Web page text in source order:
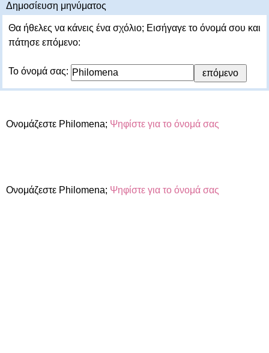
Δημοσίευση μηνύματος
Θα ήθελες να κάνεις ένα σχόλιο; Εισήγαγε το όνομά σου και
πάτησε επόμενο:
Το όνομά σας:
Ονομάζεστε Philomena; Ψηφίστε για το όνομά σας
Ονομάζεστε Philomena; Ψηφίστε για το όνομά σας